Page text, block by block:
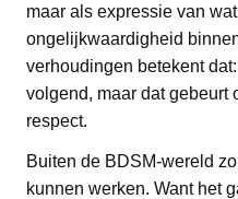
maar als expressie van
ongelijkwaardigheid
verhoudingen betekent
volgend, maar dat gebeurt
respect.
Buiten de BDSM-wereld
kunnen werken. Want het